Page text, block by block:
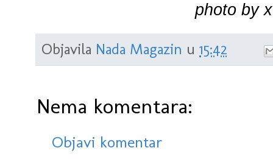
photo by
Objavila Nada Magazin u 15:42
Nema komentara:
Objavi komentar